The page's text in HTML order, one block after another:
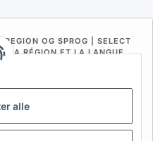
alle
OG SPROG | SELECT
LA RÉGION ET LA LANGUE
BE (FR)
DK PL